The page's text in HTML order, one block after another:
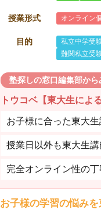
授業形式 オンライン
目的 私立中学受
難関私立受
塾探しの窓口編集部から
トウコベ【東大生によ
お子様に合った東大
授業日以外も東大生
完全オンライン性の
お子様の学習の悩み